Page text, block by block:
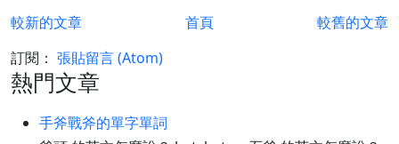
較新的文章 較舊的文章
首頁
訂閱： 張貼留言 (Atom)
熱門文章
手斧戰斧的單字單詞